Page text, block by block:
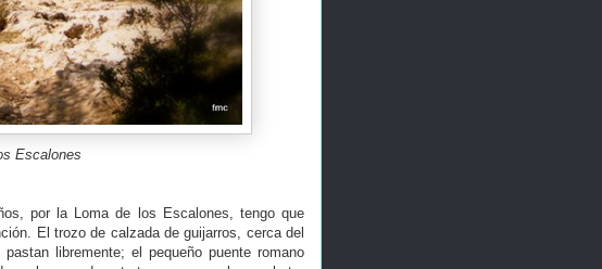
Escalones
por la Loma de los Escalones, tengo que
El trozo de calzada de guijarros, cerca del
libremente; el pequeño puente romano